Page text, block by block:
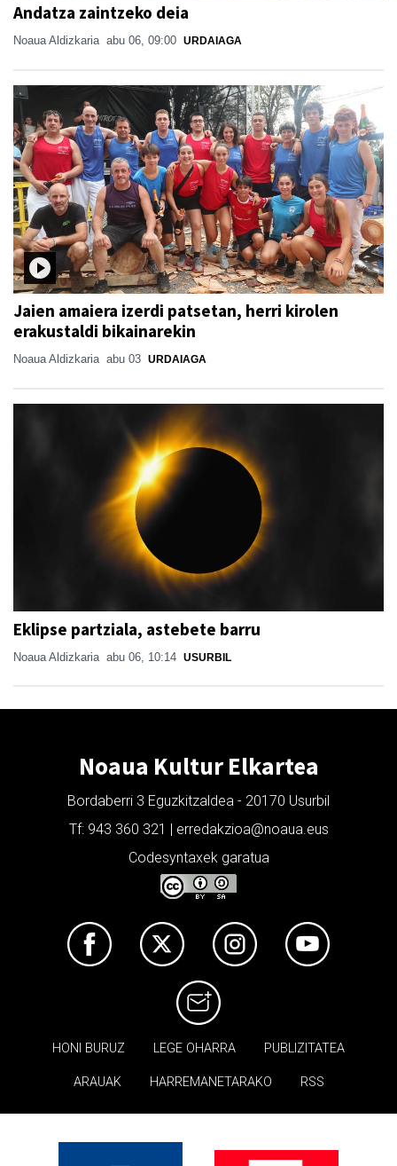
Andatza zaintzeko deia
Noaua Aldizkaria abu 06, 09:00 URDAIAGA
Jaien amaiera izerdi patsetan, herri kirolen
erakustaldi bikainarekin
Noaua Aldizkaria abu 03 URDAIAGA
Eklipse partziala, astebete barru
Noaua Aldizkaria abu 06, 10:14 USURBIL
Noaua Kultur Elkartea
Bordaberri 3 Eguzkitzaldea - 20170 Usurbil
Tf: 943 360 321 | erredakzioa@noaua.eus
Codesyntaxek garatua
HONI BURUZ LEGE OHARRA PUBLIZITATEA
ARAUAK HARREMANETARAKO RSS